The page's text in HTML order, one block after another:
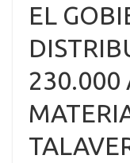
EL
230.000